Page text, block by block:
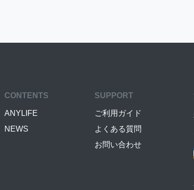
CONTENTS
ANYLIFE
NEWS
SUPPORT
ご利用ガイド
よくある質問
お問い合わせ